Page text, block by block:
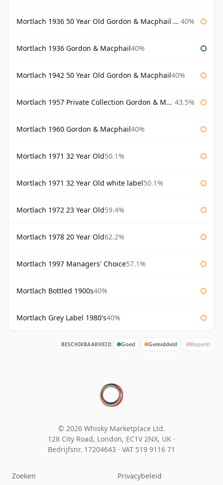
Mortlach 1936 50 Year Old Gordon & Macphail 75cl 40%
Mortlach 1936 Gordon & Macphail40%
Mortlach 1942 50 Year Old Gordon & Macphail40%
Mortlach 1957 Private Collection Gordon & Macphail 43.5%
Mortlach 1960 Gordon & Macphail40%
Mortlach 1971 32 Year Old50.1%
Mortlach 1971 32 Year Old white label50.1%
Mortlach 1972 23 Year Old59.4%
Mortlach 1978 20 Year Old62.2%
Mortlach 1997 Managers' Choice57.1%
Mortlach Bottled 1900s40%
Mortlach Grey Label 1980's40%
BESCHIKBAARHEID: Goed Gemiddeld Beperkt
© 2026 Whisky Marketplace Ltd.
128 City Road, London, EC1V 2NX, UK ·
Bedrijfsnr. 17204643 · VAT 519 9116 71
Zoeken Privacybeleid